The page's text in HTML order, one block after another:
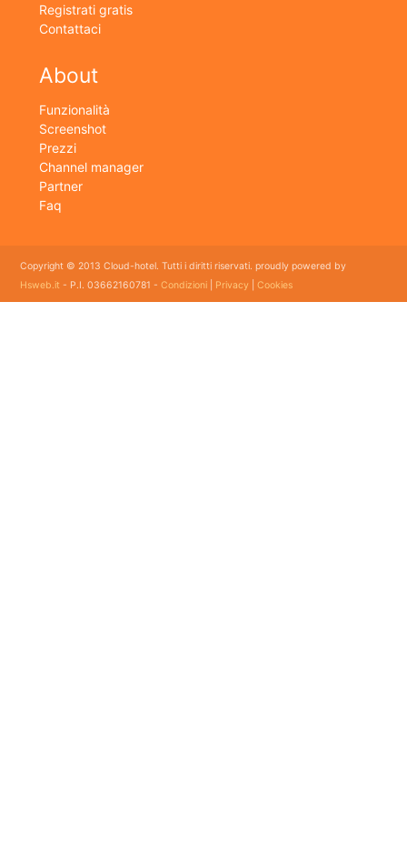
Registrati gratis
Contattaci
About
Funzionalità
Screenshot
Prezzi
Channel manager
Partner
Faq
Copyright © 2013 Cloud-hotel. Tutti i diritti riservati. proudly powered by
Hsweb.it - P.I. 03662160781 -Condizioni Privacy |Cookies